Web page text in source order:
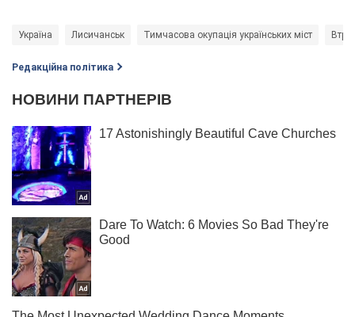
Україна Лисичанськ Тимчасова окупація українських міст
Редакційна політика